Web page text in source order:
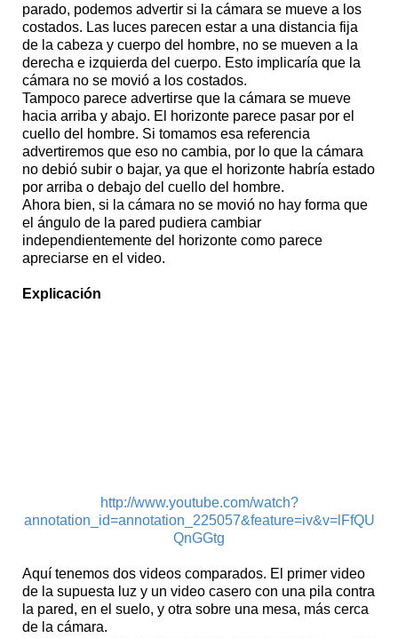
parado, podemos advertir si la cámara se mueve a los
costados. Las luces parecen estar a una distancia fija
de la cabeza y cuerpo del hombre, no se mueven a la
derecha e izquierda del cuerpo. Esto implicaría que la
cámara no se movió a los costados.
Tampoco parece advertirse que la cámara se mueve
hacia arriba y abajo. El horizonte parece pasar por el
cuello del hombre. Si tomamos esa referencia
advertiremos que eso no cambia, por lo que la cámara
no debió subir o bajar, ya que el horizonte habría estado
por arriba o debajo del cuello del hombre.
Ahora bien, si la cámara no se movió no hay forma que
el ángulo de la pared pudiera cambiar
independientemente del horizonte como parece
apreciarse en el video.
Explicación
http://www.youtube.com/watch?
annotation_id=annotation_225057&feature=iv&v=lFfQU
QnGGtg
Aquí tenemos dos videos comparados. El primer video
de la supuesta luz y un video casero con una pila contra
la pared, en el suelo, y otra sobre una mesa, más cerca
de la cámara.